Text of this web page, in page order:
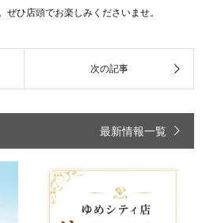
ひ店頭でお楽しみくださいませ。
最新情報一覧